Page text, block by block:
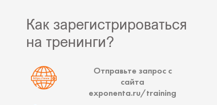
Как зарегистрироваться
на тренинги?
Отправьте запрос с
сайта
exponenta.ru/training